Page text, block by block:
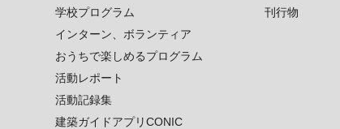
学校プログラム
インターン、ボランティア
おうちで楽しめるプログラム
活動レポート
活動記録集
建築ガイドアプリCONIC
刊行物